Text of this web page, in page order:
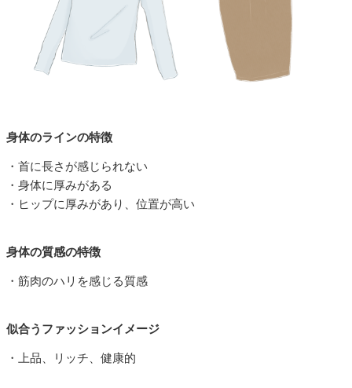
身体のラインの特徴
・首に長さが感じられない
・身体に厚みがある
・ヒップに厚みがあり、位置が高い
身体の質感の特徴
・筋肉のハリを感じる質感
似合うファッションイメージ
・上品、リッチ、健康的